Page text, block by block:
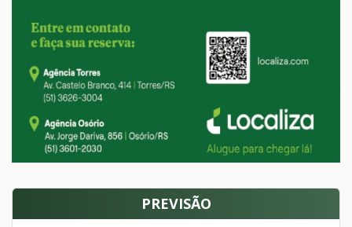
PREVISÃO